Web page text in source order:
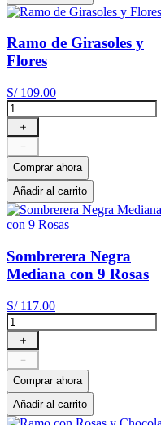
Ramo de Girasoles y
Flores
S/ 109.00
＋
－
Comprar ahora
Añadir al carrito
Sombrerera Negra
Mediana con 9 Rosas
S/ 117.00
＋
－
Comprar ahora
Añadir al carrito